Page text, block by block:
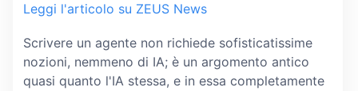
Leggi l'articolo su ZEUS News
Scrivere un agente non richiede sofisticatissime
nozioni, nemmeno di IA; è un argomento antico
quasi quanto l'IA stessa, e in essa completamente